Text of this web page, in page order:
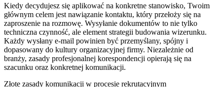
Kiedy decydujesz się aplikować na konkretne stanowisko, Twoim
głównym celem jest nawiązanie kontaktu, który przełoży się na
zaproszenie na rozmowę. Wysyłanie dokumentów to nie tylko
techniczna czynność, ale element strategii budowania wizerunku.
Każdy wysłany e-mail powinien być przemyślany, spójny i
dopasowany do kultury organizacyjnej firmy. Niezależnie od
branży, zasady profesjonalnej korespondencji opierają się na
szacunku oraz konkretnej komunikacji.
Złote zasady komunikacji w procesie rekrutacyjnym